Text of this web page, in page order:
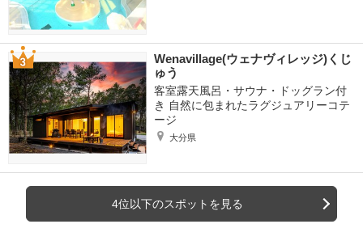
Wenavillage(ウェナヴィレッジ)くじ
ゅう
客室露天風呂・サウナ・ドッグラン付
き 自然に包まれたラグジュアリーコテ
ージ
大分県
4位以下のスポットを見る